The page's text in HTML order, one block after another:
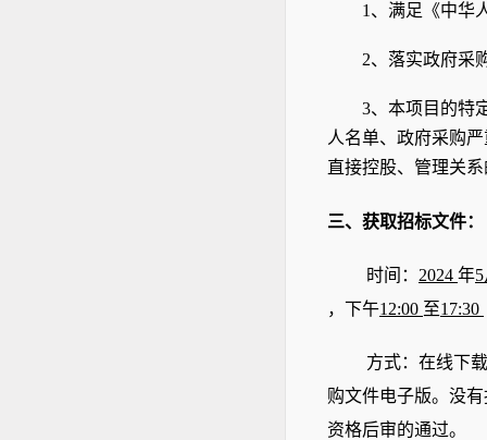
1 、满足《中华
2、落实政府采
3、本项目的特
人名单、政府采购
直接控股、管理关
三、获取招标文件：
时间： 2024 年
，下午12:00 至17:30
方式：在线下
购文件电子版。 没
资格后审的通过。